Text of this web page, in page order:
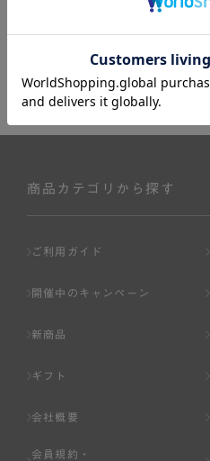
商品カテゴリから探す
ご利用ガイド
開催中のキャンペーン
新商品
ギフト
会社概要
会員規約・